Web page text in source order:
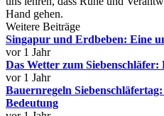
Hand gehen.
Weitere Beiträge
Singapur und Erdbeben: Eine
vor 1 Jahr
Das Wetter zum
vor 1 Jahr
Bauernregeln
Bedeutung